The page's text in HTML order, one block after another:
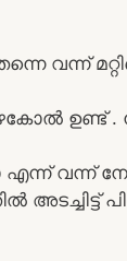
വന്ന്
ഉണ്ട് .
വന്ന്